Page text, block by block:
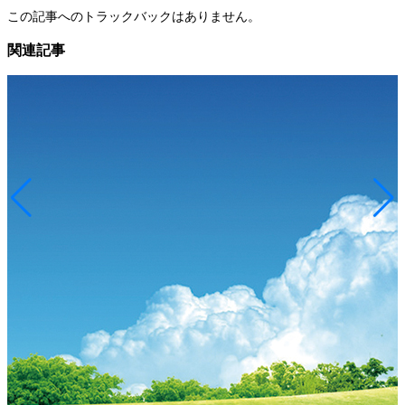
この記事へのトラックバックはありません。
関連記事